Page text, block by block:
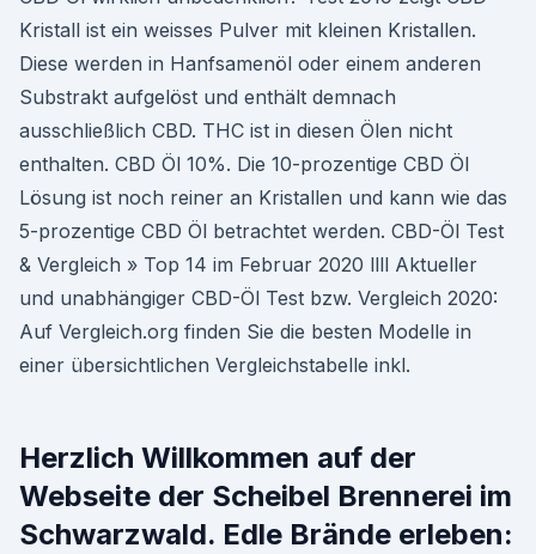
Kristall ist ein weisses Pulver mit kleinen Kristallen.
Diese werden in Hanfsamenöl oder einem anderen
Substrakt aufgelöst und enthält demnach
ausschließlich CBD. THC ist in diesen Ölen nicht
enthalten. CBD Öl 10%. Die 10-prozentige CBD Öl
Lösung ist noch reiner an Kristallen und kann wie das
5-prozentige CBD Öl betrachtet werden. CBD-Öl Test
& Vergleich » Top 14 im Februar 2020 llll Aktueller
und unabhängiger CBD-Öl Test bzw. Vergleich 2020:
Auf Vergleich.org finden Sie die besten Modelle in
einer übersichtlichen Vergleichstabelle inkl.
Herzlich Willkommen auf der
Webseite der Scheibel Brennerei im
Schwarzwald. Edle Brände erleben: